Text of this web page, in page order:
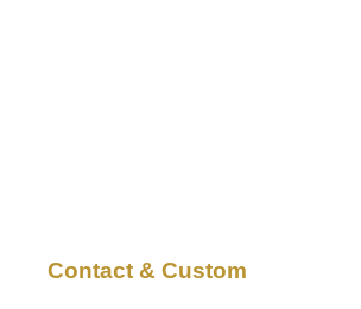
Contact & Custom